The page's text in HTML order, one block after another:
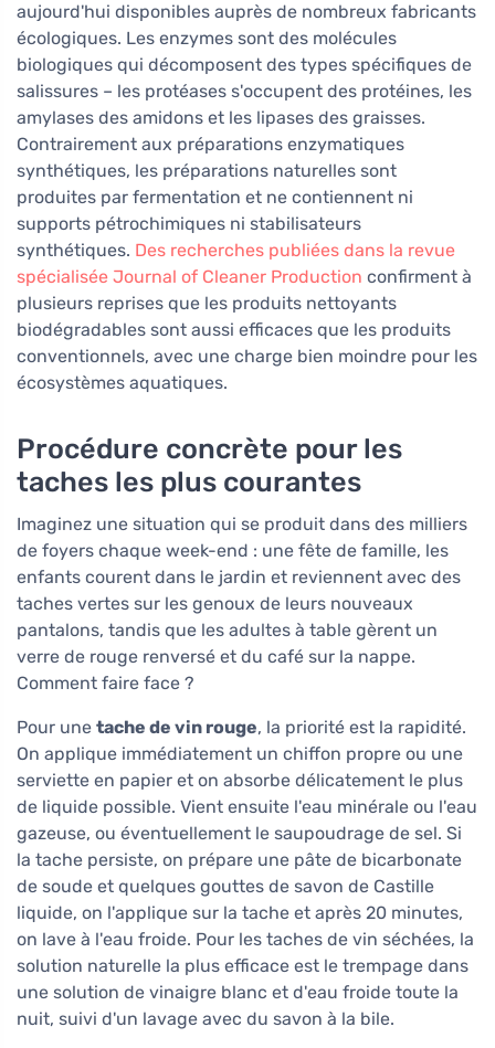
aujourd'hui disponibles auprès de nombreux fabricants
écologiques. Les enzymes sont des molécules
biologiques qui décomposent des types spécifiques de
salissures – les protéases s'occupent des protéines, les
amylases des amidons et les lipases des graisses.
Contrairement aux préparations enzymatiques
synthétiques, les préparations naturelles sont
produites par fermentation et ne contiennent ni
supports pétrochimiques ni stabilisateurs
synthétiques. Des recherches publiées dans la revue
spécialisée Journal of Cleaner Production confirment à
plusieurs reprises que les produits nettoyants
biodégradables sont aussi efficaces que les produits
conventionnels, avec une charge bien moindre pour les
écosystèmes aquatiques.
Procédure concrète pour les
taches les plus courantes
Imaginez une situation qui se produit dans des milliers
de foyers chaque week-end : une fête de famille, les
enfants courent dans le jardin et reviennent avec des
taches vertes sur les genoux de leurs nouveaux
pantalons, tandis que les adultes à table gèrent un
verre de rouge renversé et du café sur la nappe.
Comment faire face ?
Pour une tache de vin rouge, la priorité est la rapidité.
On applique immédiatement un chiffon propre ou une
serviette en papier et on absorbe délicatement le plus
de liquide possible. Vient ensuite l'eau minérale ou l'eau
gazeuse, ou éventuellement le saupoudrage de sel. Si
la tache persiste, on prépare une pâte de bicarbonate
de soude et quelques gouttes de savon de Castille
liquide, on l'applique sur la tache et après 20 minutes,
on lave à l'eau froide. Pour les taches de vin séchées, la
solution naturelle la plus efficace est le trempage dans
une solution de vinaigre blanc et d'eau froide toute la
nuit, suivi d'un lavage avec du savon à la bile.